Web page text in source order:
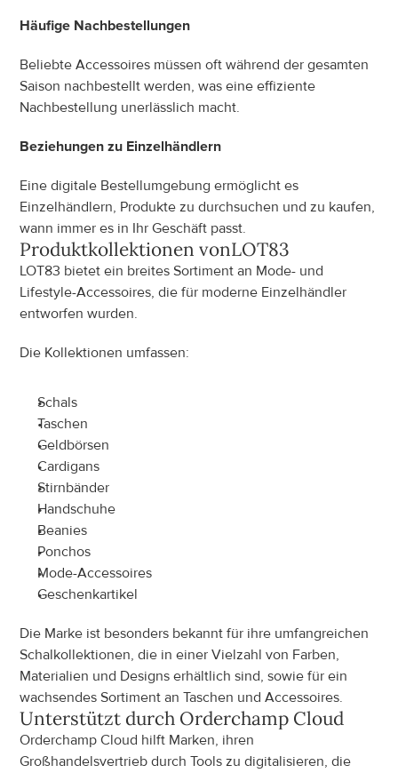
Häufige Nachbestellungen
Beliebte Accessoires müssen oft während der gesamten
Saison nachbestellt werden, was eine effiziente
Nachbestellung unerlässlich macht.
Beziehungen zu Einzelhändlern
Eine digitale Bestellumgebung ermöglicht es
Einzelhändlern, Produkte zu durchsuchen und zu kaufen,
wann immer es in Ihr Geschäft passt.
Produktkollektionen vonLOT83
LOT83 bietet ein breites Sortiment an Mode- und
Lifestyle-Accessoires, die für moderne Einzelhändler
entworfen wurden.
Die Kollektionen umfassen:
Schals
Taschen
Geldbörsen
Cardigans
Stirnbänder
Handschuhe
Beanies
Ponchos
Mode-Accessoires
Geschenkartikel
Die Marke ist besonders bekannt für ihre umfangreichen
Schalkollektionen, die in einer Vielzahl von Farben,
Materialien und Designs erhältlich sind, sowie für ein
wachsendes Sortiment an Taschen und Accessoires.
Unterstützt durch Orderchamp Cloud
Orderchamp Cloud hilft Marken, ihren
Großhandelsvertrieb durch Tools zu digitalisieren, die